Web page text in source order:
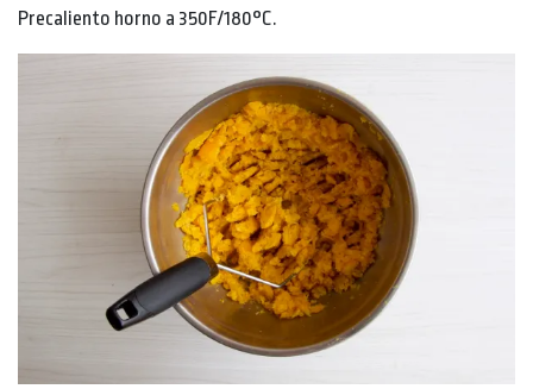
Precaliento horno a 350F/180°C.